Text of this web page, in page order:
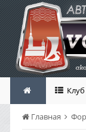
Клуб
Главная